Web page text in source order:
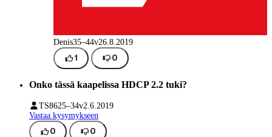
Denis35–44v26.8.2019
1 0
Onko tässä kaapelissa HDCP 2.2 tuki?
TS8625–34v2.6.2019
Vastaa kysymykseen
0 0